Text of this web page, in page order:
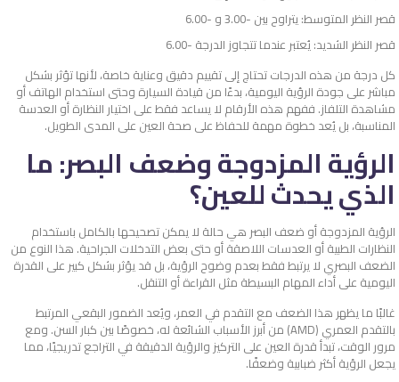
قصر النظر المتوسط: يتراوح بين -3.00 و -6.00
قصر النظر الشديد: يُعتبر عندما تتجاوز الدرجة -6.00
كل درجة من هذه الدرجات تحتاج إلى تقييم دقيق وعناية خاصة، لأنها تؤثر بشكل
مباشر على جودة الرؤية اليومية، بدءًا من قيادة السيارة وحتى استخدام الهاتف أو
مشاهدة التلفاز. ففهم هذه الأرقام لا يساعد فقط على اختيار النظارة أو العدسة
المناسبة، بل يُعد خطوة مهمة للحفاظ على صحة العين على المدى الطويل.
الرؤية المزدوجة وضعف البصر: ما
الذي يحدث للعين؟
الرؤية المزدوجة أو ضعف البصر هي حالة لا يمكن تصحيحها بالكامل باستخدام
النظارات الطبية أو العدسات اللاصقة أو حتى بعض التدخلات الجراحية. هذا النوع من
الضعف البصري لا يرتبط فقط بعدم وضوح الرؤية، بل قد يؤثر بشكل كبير على القدرة
اليومية على أداء المهام البسيطة مثل القراءة أو التنقل.
غالبًا ما يظهر هذا الضعف مع التقدم في العمر، ويُعد الضمور البقعي المرتبط
بالتقدم العمري (AMD) من أبرز الأسباب الشائعة له، خصوصًا بين كبار السن. ومع
مرور الوقت، تبدأ قدرة العين على التركيز والرؤية الدقيقة في التراجع تدريجيًا، مما
يجعل الرؤية أكثر ضبابية وضعفًا.